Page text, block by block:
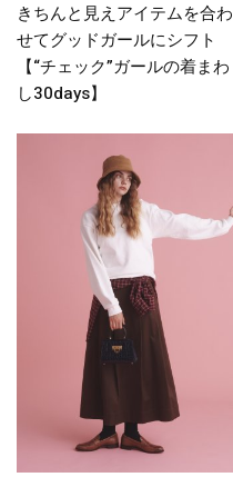
きちんと見えアイテムを合わ
せてグッドガールにシフト
【“チェック”ガールの着まわ
し30days】